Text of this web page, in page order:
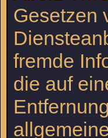
Gesetzen
fremde
die auf